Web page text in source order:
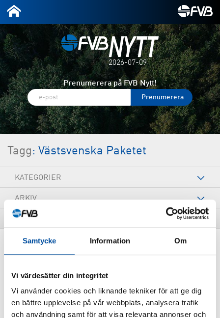
Samtycke Information Om
Vi värdesätter din integritet
Vi använder cookies och liknande tekniker för att ge dig
en bättre upplevelse på vår webbplats, analysera trafik
och användning samt för att visa relevanta annonser och
2026-07-09
Prenumerera på FVB Nytt!
Tagg: Västsvenska Paketet
KATEGORIER
ARKIV
TAGGAR
Göteborg
2016-07-12